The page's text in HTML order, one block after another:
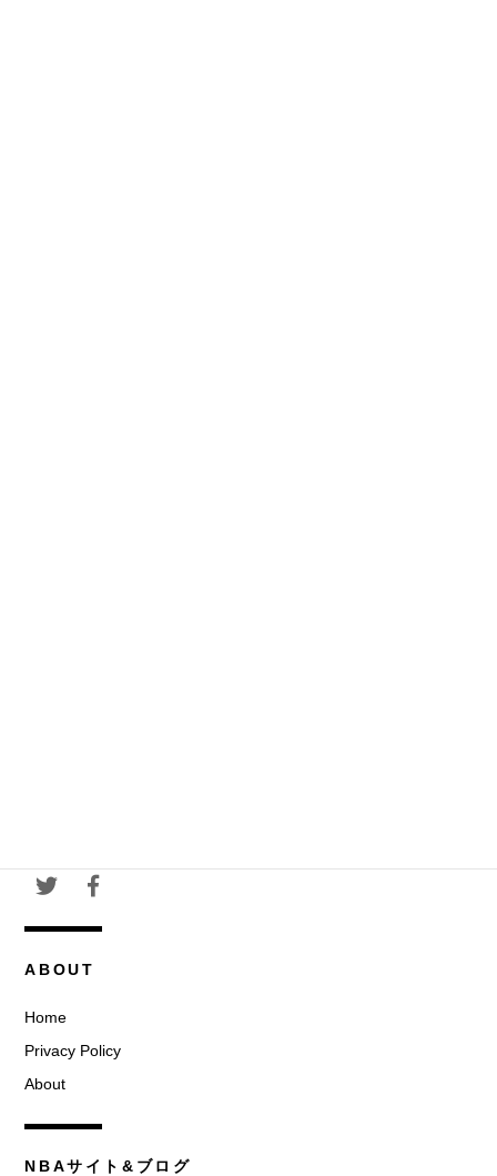
ABOUT
Home
Privacy Policy
About
NBAサイト&ブログ